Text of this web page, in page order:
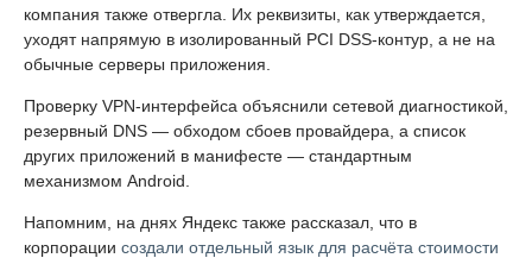
компания также отвергла. Их реквизиты, как утверждается,
уходят напрямую в изолированный PCI DSS-контур, а не на
обычные серверы приложения.
Проверку VPN-интерфейса объяснили сетевой диагностикой,
резервный DNS — обходом сбоев провайдера, а список
других приложений в манифесте — стандартным
механизмом Android.
Напомним, на днях Яндекс также рассказал, что в
корпорации создали отдельный язык для расчёта стоимости